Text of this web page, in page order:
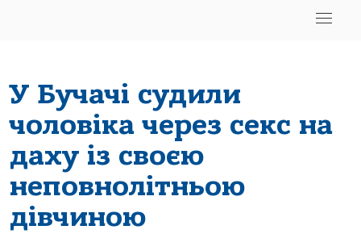
У Бучачі судили
чоловіка через секс на
даху із своєю
неповнолітньою
дівчиною